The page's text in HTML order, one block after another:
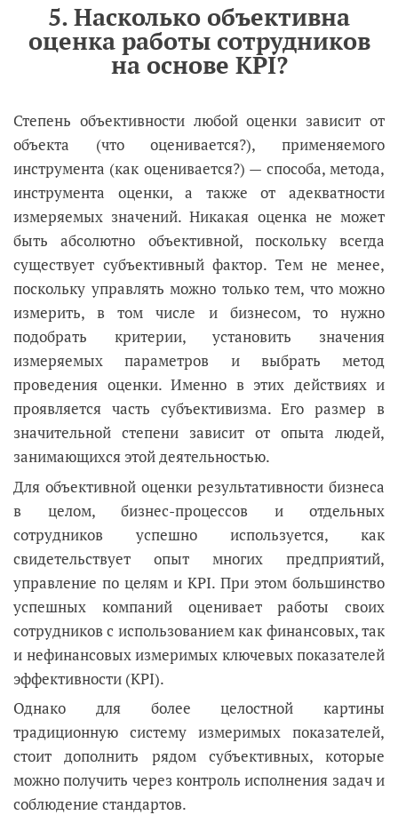
5. Насколько объективна
оценка работы сотрудников
на основе KPI?
Степень объективности любой оценки зависит от
объекта (что оценивается?), применяемого
инструмента (как оценивается?) — способа, метода,
инструмента оценки, а также от адекватности
измеряемых значений. Никакая оценка не может
быть абсолютно объективной, поскольку всегда
существует субъективный фактор. Тем не менее,
поскольку управлять можно только тем, что можно
измерить, в том числе и бизнесом, то нужно
подобрать критерии, установить значения
измеряемых параметров и выбрать метод
проведения оценки. Именно в этих действиях и
проявляется часть субъективизма. Его размер в
значительной степени зависит от опыта людей,
занимающихся этой деятельностью.
Для объективной оценки результативности бизнеса
в целом, бизнес-процессов и отдельных
сотрудников успешно используется, как
свидетельствует опыт многих предприятий,
управление по целям и KPI. При этом большинство
успешных компаний оценивает работы своих
сотрудников с использованием как финансовых, так
и нефинансовых измеримых ключевых показателей
эффективности (KPI).
Однако для более целостной картины
традиционную систему измеримых показателей,
стоит дополнить рядом субъективных, которые
можно получить через контроль исполнения задач и
соблюдение стандартов.